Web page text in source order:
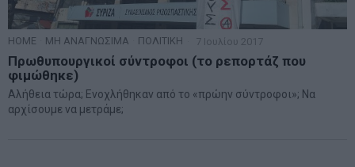
HOME ΜΗ ΑΝΑΓΝΩΣΙΜΑ ΠΟΛΙΤΙΚΗ 7 Ιουλίου 2017
Πρωθυπουργικοί σύντροφοι (το ρεπορτάζ που
φιμώθηκε)
Αλήθεια τώρα; Ενοχλήθηκαν από το «πρώην σύντροφοι»; Να
αρχίσουμε να μετράμε;